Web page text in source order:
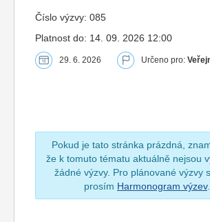
Číslo výzvy: 085
Platnost do: 14. 09. 2026 12:00
29. 6. 2026 Určeno pro:
Pokud je tato stránka prázdná,
že k tomuto tématu aktuálně nejsou
žádné výzvy. Pro plánované výzvy
prosím Harmonogram výzev.